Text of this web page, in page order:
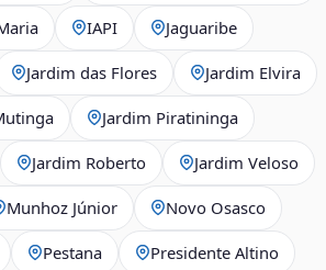
IAPI Jaguaribe
Jardim das Flores Jardim Elvira
Jardim Piratininga
Jardim Roberto Jardim Veloso
Munhoz Júnior Novo Osasco
Pestana Presidente Altino